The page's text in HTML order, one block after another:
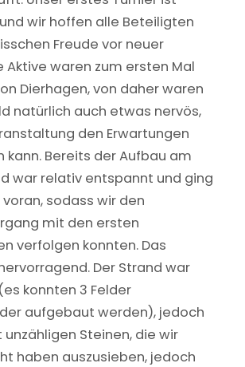
wir hoffen alle Beteiligten
Freude vor neuer
Aktive waren zum ersten Mal
Dierhagen, von daher waren
natürlich auch etwas nervös,
den Erwartungen
kann. Bereits der Aufbau am
war relativ entspannt und ging
sodass wir den
mit den ersten
verfolgen konnten. Das
Der Strand war
konnten 3 Felder
aufgebaut werden), jedoch
Steinen, die wir
haben auszusieben, jedoch